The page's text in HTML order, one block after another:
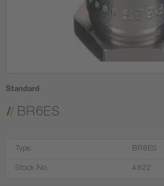
Standard
BR6ES
Type: BR6ES
Stock No.: 4922